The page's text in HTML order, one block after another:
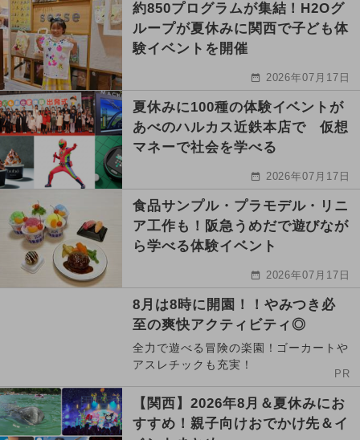
約850プログラムが集結！H2Oグ
ループが夏休みに関西で子ども体
験イベントを開催
2026年07月17日
夏休みに100種の体験イベントが
あべのハルカス近鉄本店で 仮想
マネーで社会を学べる
2026年07月17日
食品サンプル・プラモデル・リニ
ア工作も！阪急うめだで遊びなが
ら学べる体験イベント
2026年07月17日
8月は8時に開園！！やみつき必
至の爽快アクティビティ◎
全力で遊べる冒険の楽園！ゴーカートや
アスレチックも充実！
PR
【関西】2026年8月＆夏休みにお
すすめ！親子向けおでかけ先＆イ